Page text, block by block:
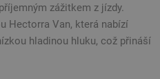
zážitkem z jízdy.
Hectorra Van, která nabízí
hladinou hluku, což přináší